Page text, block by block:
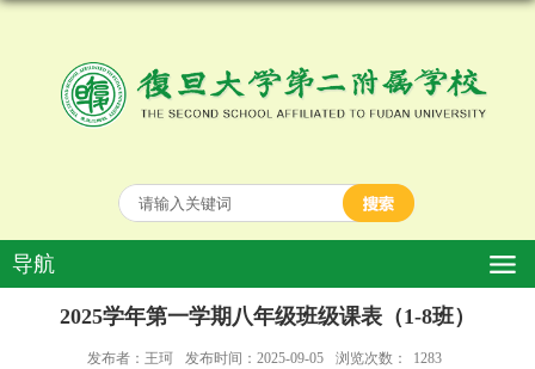
导航
2025学年第一学期八年级班级课表（1-8班）
发布者：王珂 发布时间：2025-09-05 浏览次数： 1283